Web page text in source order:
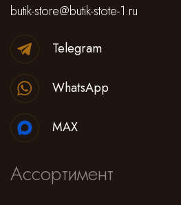
Ассортимент
butik-store@butik-stote-1.ru
Telegram
WhatsApp
MAX